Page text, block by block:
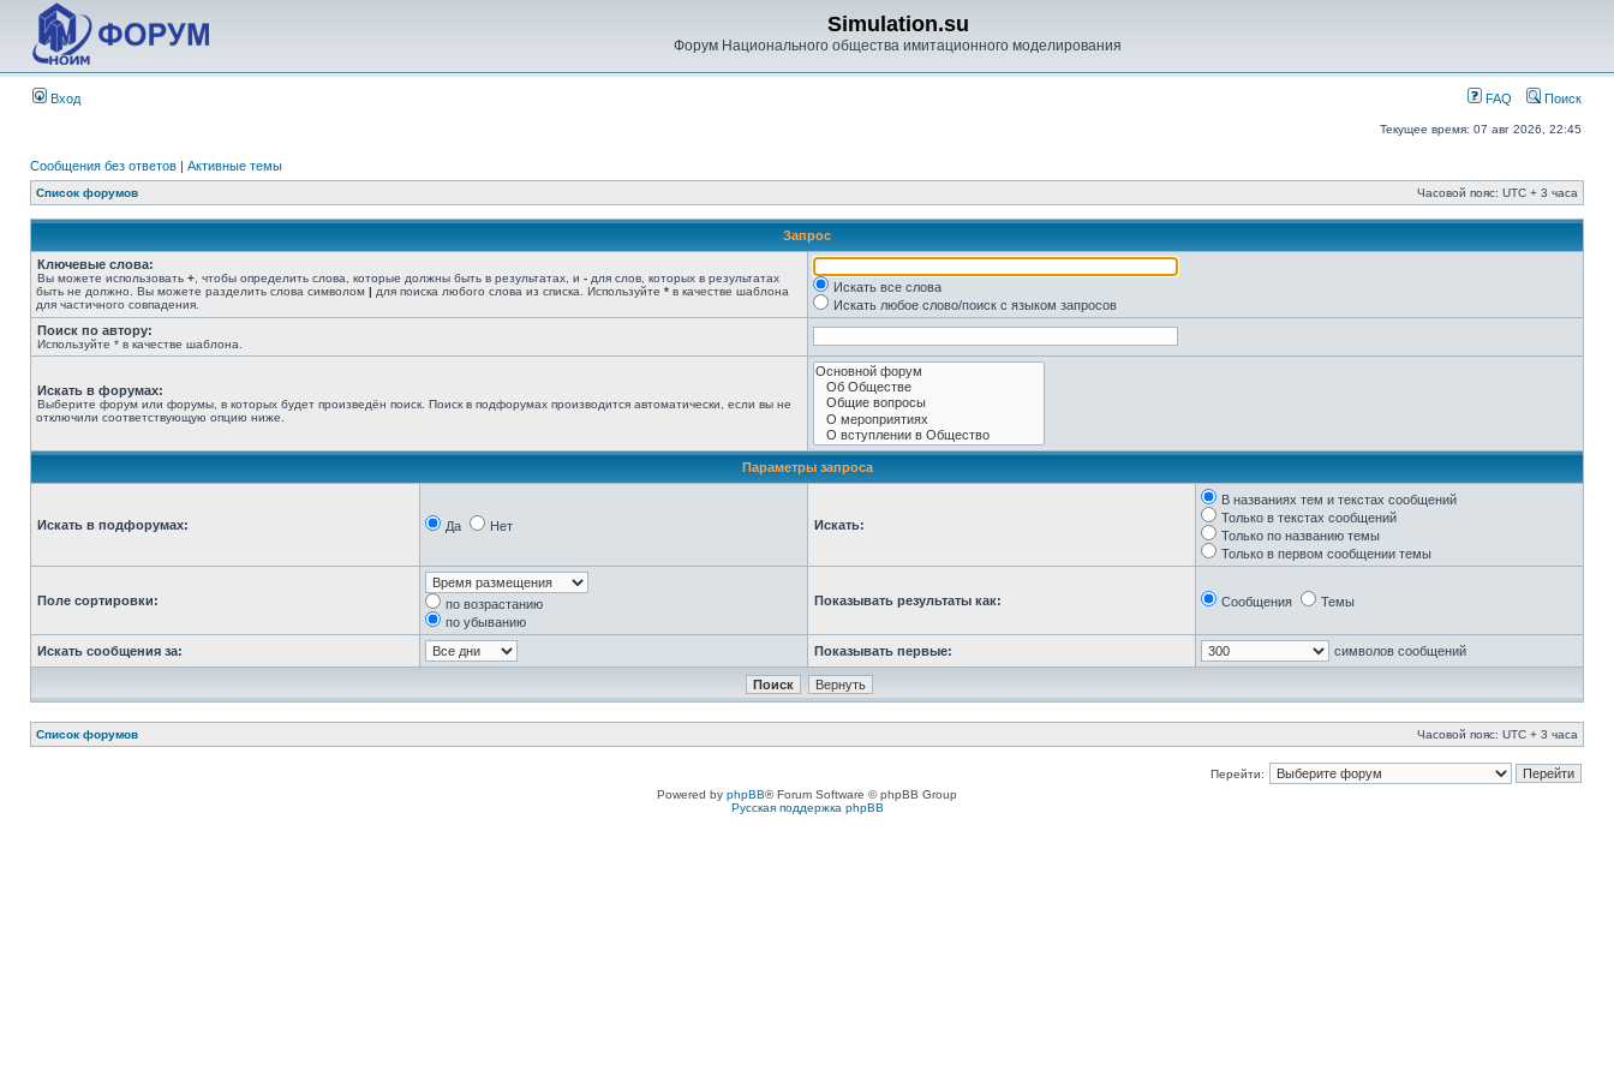
Simulation.su
Форум Национального общества имитационного моделирования
Вход FAQ Поиск
Текущее время: 07 авг 2026, 22:45
Сообщения без ответов | Активные темы
Список форумов Часовой пояс: UTC + 3 часа
Запрос
Ключевые слова:
Вы можете использовать + , чтобы определить слова, которые должны быть в результатах, и - для слов, которых в результатах
быть не должно. Вы можете разделить слова символом | для поиска любого слова из списка. Используйте * в качестве шаблона
для частичного совпадения.
Искать все слова
Искать любое слово/поиск с языком запросов
Поиск по автору:
Используйте * в качестве шаблона.
Искать в форумах:
Выберите форум или форумы, в которых будет произведён поиск. Поиск в подфорумах производится автоматически, если вы не
отключили соответствующую опцию ниже.
Параметры запроса
Искать в подфорумах: Да Нет Искать:
В названиях тем и текстах сообщений
Только в текстах сообщений
Только по названию темы
Только в первом сообщении темы
Поле сортировки:
по возрастанию
по убыванию
Показывать результаты как: Сообщения Темы
Искать сообщения за: Показывать первые: символов сообщений
Список форумов Часовой пояс: UTC + 3 часа
Перейти:
Powered by phpBB® Forum Software © phpBB Group
Русская поддержка phpBB